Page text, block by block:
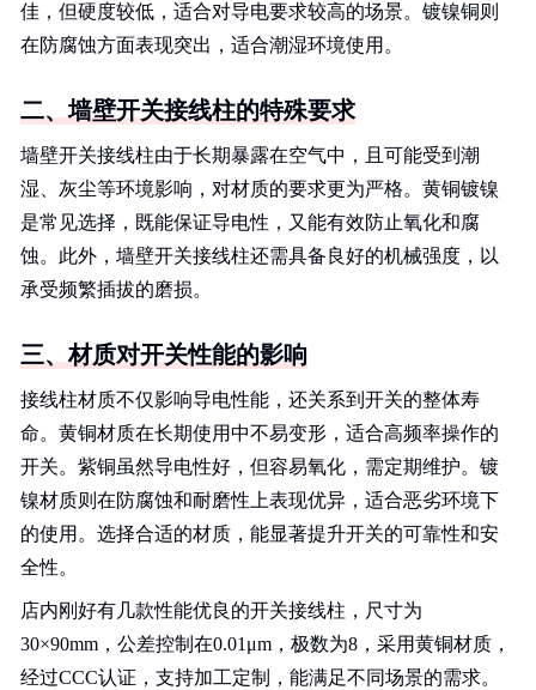
佳，但硬度较低，适合对导电要求较高的场景。镀镍铜则
在防腐蚀方面表现突出，适合潮湿环境使用。
二、墙壁开关接线柱的特殊要求
墙壁开关接线柱由于长期暴露在空气中，且可能受到潮
湿、灰尘等环境影响，对材质的要求更为严格。黄铜镀镍
是常见选择，既能保证导电性，又能有效防止氧化和腐
蚀。此外，墙壁开关接线柱还需具备良好的机械强度，以
承受频繁插拔的磨损。
三、材质对开关性能的影响
接线柱材质不仅影响导电性能，还关系到开关的整体寿
命。黄铜材质在长期使用中不易变形，适合高频率操作的
开关。紫铜虽然导电性好，但容易氧化，需定期维护。镀
镍材质则在防腐蚀和耐磨性上表现优异，适合恶劣环境下
的使用。选择合适的材质，能显著提升开关的可靠性和安
全性。
店内刚好有几款性能优良的开关接线柱，尺寸为
30×90mm，公差控制在0.01μm，极数为8，采用黄铜材质，
经过CCC认证，支持加工定制，能满足不同场景的需求。